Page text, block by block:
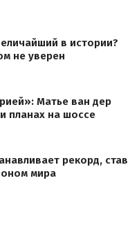
в истории?
не уверен
Матье ван дер
планах на шоссе
рекорд, став
мира